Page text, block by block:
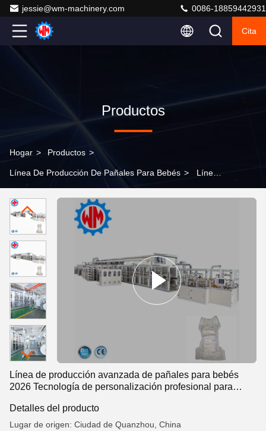
jessie@wm-machinery.com 0086-18859442931
Cita
Productos
Hogar > Productos >
Línea De Producción De Pañales Para Bebés > Línea
Tecnología de personalización profesional para Europa
Línea de producción avanzada de pañales para bebés
2026 Tecnología de personalización profesional para
Detalles del producto
Lugar de origen: Ciudad de Quanzhou, China